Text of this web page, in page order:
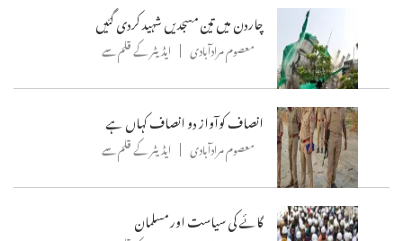
چاردن میں تین مسجدیں شہید کردی گئیں
معصوم مرادآبادی ایڈیٹر کے قلم سے
انصاف کوآواز دو انصاف کہاں ہے
معصوم مرادآبادی ایڈیٹر کے قلم سے
گائے کی سیاست اور مسلمان